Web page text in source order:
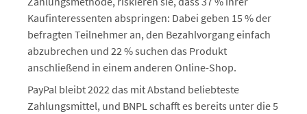
Kaufinteressenten abspringen: Dabei geben 15 % der
befragten Teilnehmer an, den Bezahlvorgang einfach
abzubrechen und 22 % suchen das Produkt
anschließend in einem anderen Online-Shop.
PayPal bleibt 2022 das mit Abstand beliebteste
Zahlungsmittel, und BNPL schafft es bereits unter die 5